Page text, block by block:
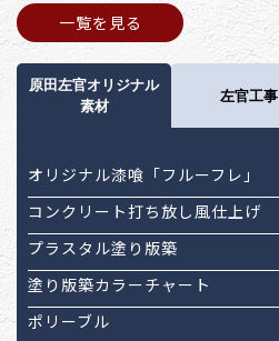
一覧を見る
原田左官オリジナル
素材
左官工事
オリジナル漆喰「フルーフレ」
コンクリート打ち放し風仕上げ
プラスタル塗り版築
塗り版築カラーチャート
ポリーブル